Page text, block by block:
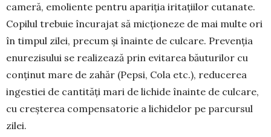
cameră, emoliente pentru apariția iritațiilor cutanate.
Copilul trebuie încurajat să mic­ționeze de mai multe ori
în timpul zilei, precum și înainte de culcare. Prevenția
enurezisului se reali­zea­ză prin evitarea băuturilor cu
conținut mare de zahăr (Pepsi, Cola etc.), reducerea
ingestiei de canti­tăți mari de lichide înainte de culcare,
cu creșterea compensatorie a lichidelor pe parcursul
zilei.